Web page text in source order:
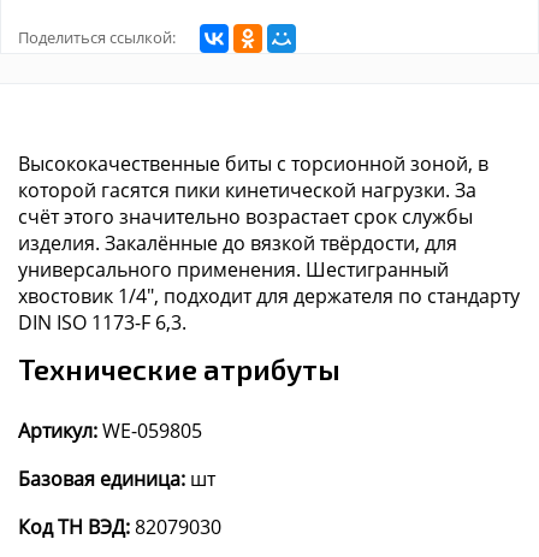
Поделиться ссылкой:
Высококачественные биты с торсионной зоной, в
которой гасятся пики кинетической нагрузки. За
счёт этого значительно возрастает срок службы
изделия. Закалённые до вязкой твёрдости, для
универсального применения. Шестигранный
хвостовик 1/4", подходит для держателя по стандарту
DIN ISO 1173-F 6,3.
Технические атрибуты
Артикул:WE-059805
Базовая единица: шт
Код ТН ВЭД:82079030